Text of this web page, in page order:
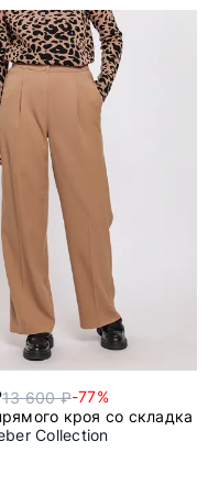
13 600 ₽-77%
кроя со складками
Collection